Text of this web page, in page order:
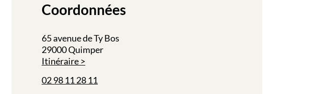
Coordonnées
65 avenue de Ty Bos
29000 Quimper
Itinéraire
02 98 11 28 11